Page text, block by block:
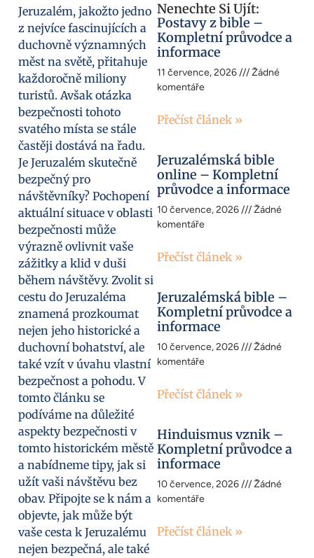
Jeruzalém, jakožto jedno
z nejvíce fascinujících a
duchovně významných
měst na světě, přitahuje
každoročně miliony
turistů. Avšak otázka
bezpečnosti tohoto
svatého místa se stále
častěji dostává na řadu.
Je Jeruzalém skutečně
bezpečný pro
návštěvníky? Pochopení
aktuální situace v oblasti
bezpečnosti může
výrazně ovlivnit vaše
zážitky a klid v duši
během návštěvy. Zvolit si
cestu do Jeruzaléma
znamená prozkoumat
nejen jeho historické a
duchovní bohatství, ale
také vzít v úvahu vlastní
bezpečnost a pohodu. V
tomto článku se
podíváme na důležité
aspekty bezpečnosti v
tomto historickém městě
a nabídneme tipy, jak si
užít vaši návštěvu bez
obav. Připojte se k nám a
objevte, jak může být
vaše cesta k Jeruzalému
nejen bezpečná, ale také
Nenechte Si Ujít:
Postavy z bible –
Kompletní průvodce a
informace
11 července, 2026
Žádné
komentáře
Přečíst článek »
Jeruzalémská bible
online – Kompletní
průvodce a informace
10 července, 2026
Žádné
komentáře
Přečíst článek »
Jeruzalémská bible –
Kompletní průvodce a
informace
10 července, 2026
Žádné
komentáře
Přečíst článek »
Hinduismus vznik –
Kompletní průvodce a
informace
10 července, 2026
Žádné
komentáře
Přečíst článek »